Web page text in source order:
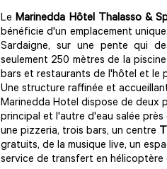
LeMarinedda Hôtel Thalasso &
bénéficie d'un emplacement
Sardaigne, sur une pente qui
seulement 250 mètres de la
bars et restaurants de l'hôtel et le
Une structure raffinée et
Marinedda Hotel dispose de deux
principal et l'autre d'eau salée
une pizzeria, trois bars, un centre
gratuits, de la musique live, un
service de transfert en